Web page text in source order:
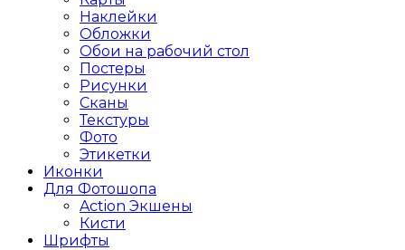
Наклейки
Обложки
Обои на рабочий стол
Постеры
Рисунки
Сканы
Текстуры
Фото
Этикетки
Иконки
Для Фотошопа
Action Экшены
Кисти
Шрифты